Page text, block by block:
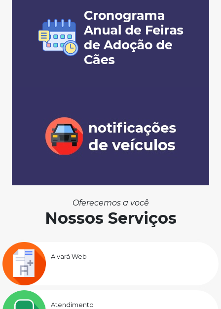
Oferecemos a você
Nossos Serviços
Alvará Web
Atendimento